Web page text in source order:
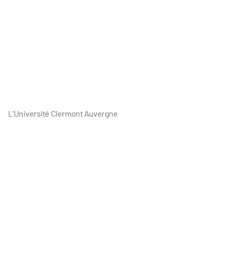
L'Université Clermont Auvergne